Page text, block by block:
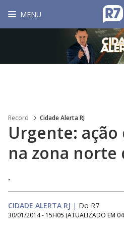
MENU
Record Cidade Alerta RJ
Urgente: ação
na zona norte
.
CIDADE ALERTA RJ | Do R7
30/01/2014 - 15H05 (ATUALIZADO EM